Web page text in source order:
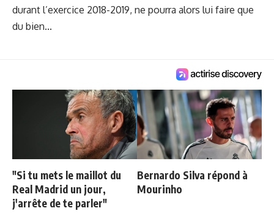
durant l’exercice 2018-2019, ne pourra alors lui faire que
du bien...
"Si tu mets le maillot du
Real Madrid un jour,
j'arrête de te parler"
Bernardo Silva répond à
Mourinho